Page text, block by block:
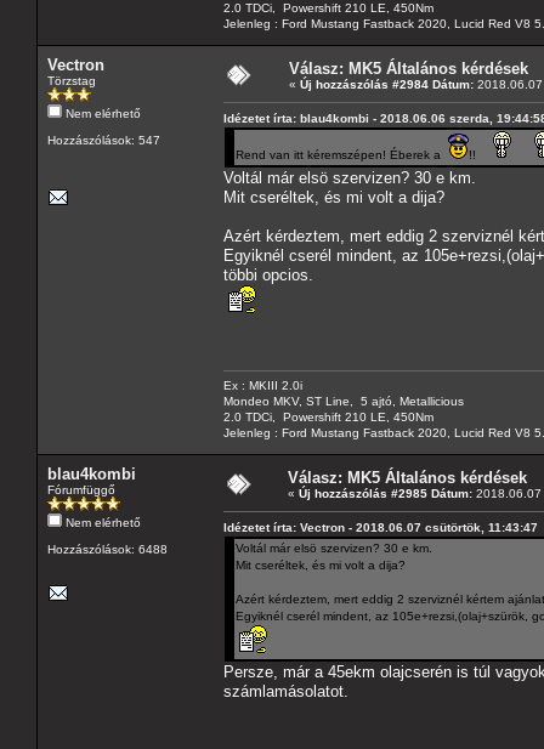
2.0 TDCi, Powershift 210 LE, 450Nm
Jelenleg : Ford Mustang Fastback 2020, Lucid Red V8
Vectron
Törzstag
Nem elérhető
Hozzászólások: 547
Válasz: MK5 Általános kérdések
« Új hozzászólás #2984 Dátum:
Idézetet írta: blau4kombi - 2018.06.06 szerda,
Rend van itt kéremszépen! Éberek a !!
Voltál már elsö szervizen? 30 e km.
Mit cseréltek, és mi volt a dija?
Azért kérdeztem, mert eddig 2 szerviznél
Egyiknél cserél mindent, az
többi opcios.
Ex : MKIII 2.0i
Mondeo MKV, ST Line, 5 ajtó, Metallicious
2.0 TDCi, Powershift 210 LE, 450Nm
Jelenleg : Ford Mustang Fastback 2020, Lucid Red V8
blau4kombi
Fórumfüggő
Nem elérhető
Hozzászólások: 6488
Válasz: MK5 Általános kérdések
« Új hozzászólás #2985 Dátum: 2018.06.07
Idézetet írta: Vectron - 2018.06.07 csütörtök, 11:43:47
Voltál már elsö szervizen? 30 e km.
Mit cseréltek, és mi volt a dija?
Azért kérdeztem, mert eddig 2 szerviznél kértem
Egyiknél cserél mindent, az 105e+rezsi,(olaj+szürök,
Persze, már a 45ekm olajcserén is túl
számlamásolatot.